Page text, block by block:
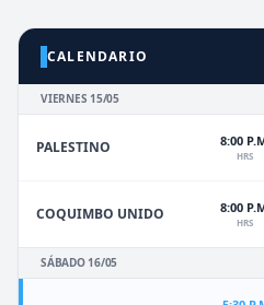
CALENDARIO
VIERNES 15/05
PALESTINO 8:00
HRS
COQUIMBO UNIDO 8:00
HRS
SÁBADO 16/05